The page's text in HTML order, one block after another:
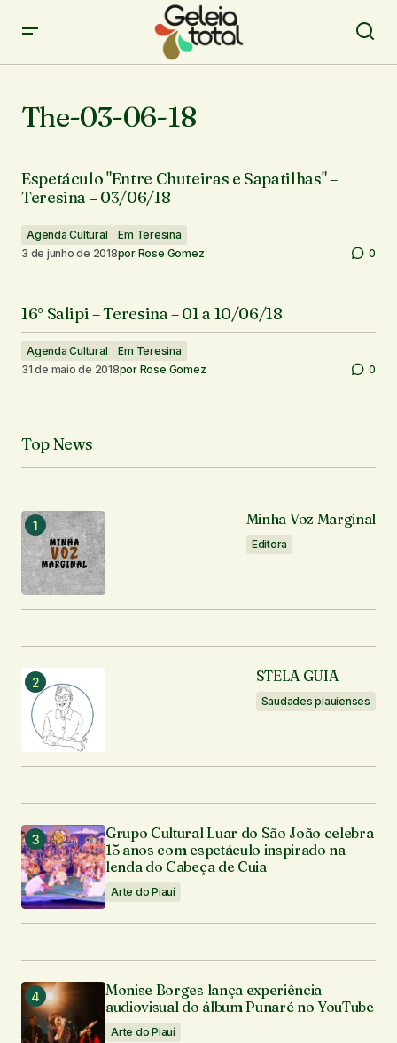
The-03-06-18
Espetáculo "Entre Chuteiras e Sapatilhas" –
Teresina – 03/06/18
Agenda Cultural
Em Teresina
3 de junho de 2018por Rose Gomez 0
16° Salipi – Teresina – 01 a 10/06/18
Agenda Cultural
Em Teresina
31 de maio de 2018por Rose Gomez 0
Top News
Minha Voz Marginal
Editora
STELA GUIA
Saudades piauienses
Grupo Cultural Luar do São João celebra
15 anos com espetáculo inspirado na
lenda do Cabeça de Cuia
Arte do Piauí
Monise Borges lança experiência
audiovisual do álbum Punaré no YouTube
Arte do Piauí